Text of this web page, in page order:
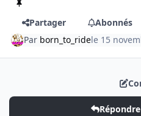
Partager
Abonnés
Par born_to_ridele 15